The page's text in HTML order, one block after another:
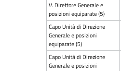
V. Direttore Generale e
posizioni equiparate (5)
Capo Unità di Direzione
Generale e posizioni
equiparate (5)
Capo Unità di Direzione
Generale e posizioni